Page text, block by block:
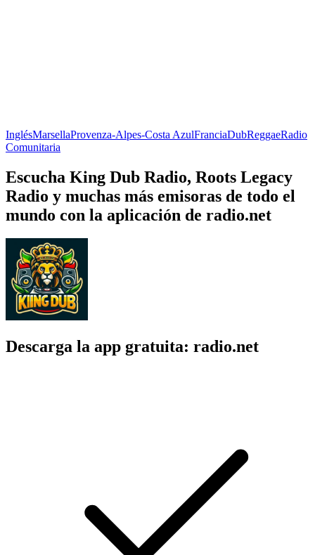
InglésMarsellaProvenza-Alpes-Costa AzulFranciaDubReggaeRadio
Comunitaria
Escucha King Dub Radio, Roots Legacy
Radio y muchas más emisoras de todo el
mundo con la aplicación de radio.net
Descarga la app gratuita: radio.net